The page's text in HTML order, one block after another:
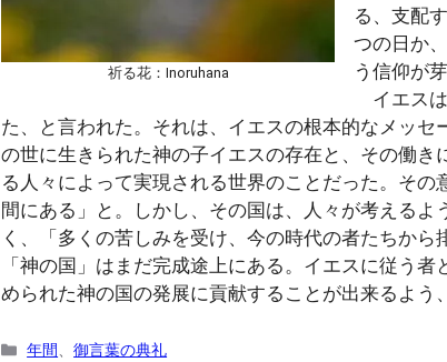
祈る花：Inoruhana
る、支配
つの日か
う信仰が
イエスは
た、と言われた。それは、イエスの根本的なメッ
の世に生きられた神の子イエスの存在と、その働
る人々によって実現される世界のことだった。そ
間にある」と。しかし、その国は、人々が考える
く、「多くの苦しみを受け、今の時代の者たちから
「神の国」はまだ完成途上にある。イエスに従う
められた神の国の発展に貢献することが出来るよう
カ
年間、御言葉の典礼